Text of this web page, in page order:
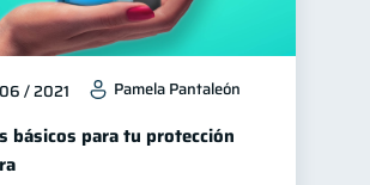
/ 2021 Pamela Pantaleón
básicos para tu protección